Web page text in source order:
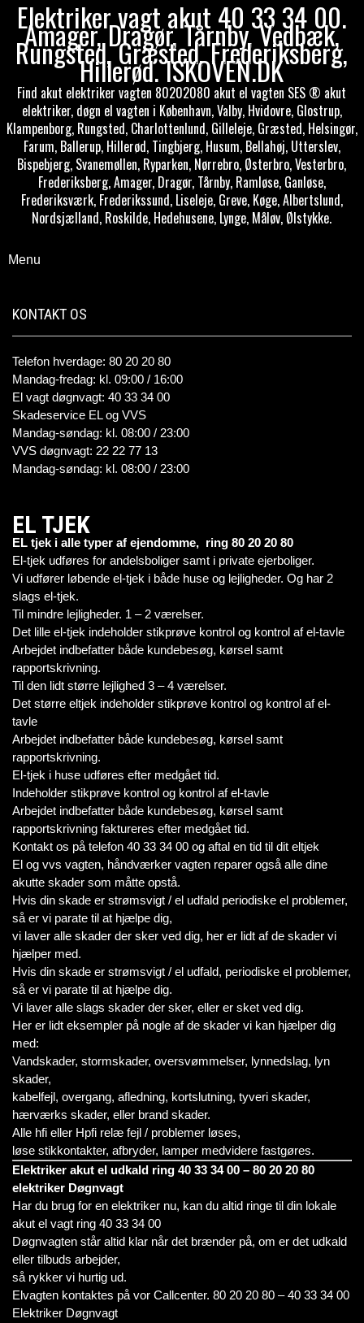
Elektriker vagt akut 40 33 34 00.
Amager, Dragør, Tårnby, Vedbæk,
Rungsted, Græsted, Frederiksberg,
Hillerød. ISKOVEN.DK
Find akut elektriker vagten 80202080 akut el vagten SES ® akut
elektriker, døgn el vagten i København, Valby, Hvidovre, Glostrup,
Klampenborg, Rungsted, Charlottenlund, Gilleleje, Græsted, Helsingør,
Farum, Ballerup, Hillerød, Tingbjerg, Husum, Bellahøj, Utterslev,
Bispebjerg, Svanemøllen, Ryparken, Nørrebro, Østerbro, Vesterbro,
Frederiksberg, Amager, Dragør, Tårnby, Ramløse, Ganløse,
Frederiksværk, Frederikssund, Liseleje, Greve, Køge, Albertslund,
Nordsjælland, Roskilde, Hedehusene, Lynge, Måløv, Ølstykke.
Menu
KONTAKT OS
Telefon hverdage: 80 20 20 80
Mandag-fredag: kl. 09:00 / 16:00
El vagt døgnvagt: 40 33 34 00
Skadeservice EL og VVS
Mandag-søndag: kl. 08:00 / 23:00
VVS døgnvagt: 22 22 77 13
Mandag-søndag: kl. 08:00 / 23:00
EL TJEK
EL tjek i alle typer af ejendomme, ring 80 20 20 80
El-tjek udføres for andelsboliger samt i private ejerboliger.
Vi udfører løbende el-tjek i både huse og lejligheder. Og har 2
slags el-tjek.
Til mindre lejligheder. 1 – 2 værelser.
Det lille el-tjek indeholder stikprøve kontrol og kontrol af el-tavle
Arbejdet indbefatter både kundebesøg, kørsel samt
rapportskrivning.
Til den lidt større lejlighed 3 – 4 værelser.
Det større eltjek indeholder stikprøve kontrol og kontrol af el-
tavle
Arbejdet indbefatter både kundebesøg, kørsel samt
rapportskrivning.
El-tjek i huse udføres efter medgået tid.
Indeholder stikprøve kontrol og kontrol af el-tavle
Arbejdet indbefatter både kundebesøg, kørsel samt
rapportskrivning faktureres efter medgået tid.
Kontakt os på telefon 40 33 34 00 og aftal en tid til dit eltjek
El og vvs vagten, håndværker vagten reparer også alle dine
akutte skader som måtte opstå.
Hvis din skade er strømsvigt / el udfald periodiske el problemer,
så er vi parate til at hjælpe dig,
vi laver alle skader der sker ved dig, her er lidt af de skader vi
hjælper med.
Hvis din skade er strømsvigt / el udfald, periodiske el problemer,
så er vi parate til at hjælpe dig.
Vi laver alle slags skader der sker, eller er sket ved dig.
Her er lidt eksempler på nogle af de skader vi kan hjælper dig
med:
Vandskader, stormskader, oversvømmelser, lynnedslag, lyn
skader,
kabelfejl, overgang, afledning, kortslutning, tyveri skader,
hærværks skader, eller brand skader.
Alle hfi eller Hpfi relæ fejl / problemer løses,
løse stikkontakter, afbryder, lamper medvidere fastgøres.
Elektriker akut el udkald ring 40 33 34 00 – 80 20 20 80
elektriker Døgnvagt
Har du brug for en elektriker nu, kan du altid ringe til din lokale
akut el vagt ring 40 33 34 00
Døgnvagten står altid klar når det brænder på, om er det udkald
eller tilbuds arbejder,
så rykker vi hurtig ud.
Elvagten kontaktes på vor Callcenter. 80 20 20 80 – 40 33 34 00
Elektriker Døgnvagt